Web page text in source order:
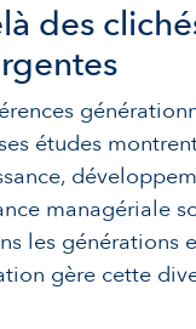
des
études
managériale
les générations
gère cette